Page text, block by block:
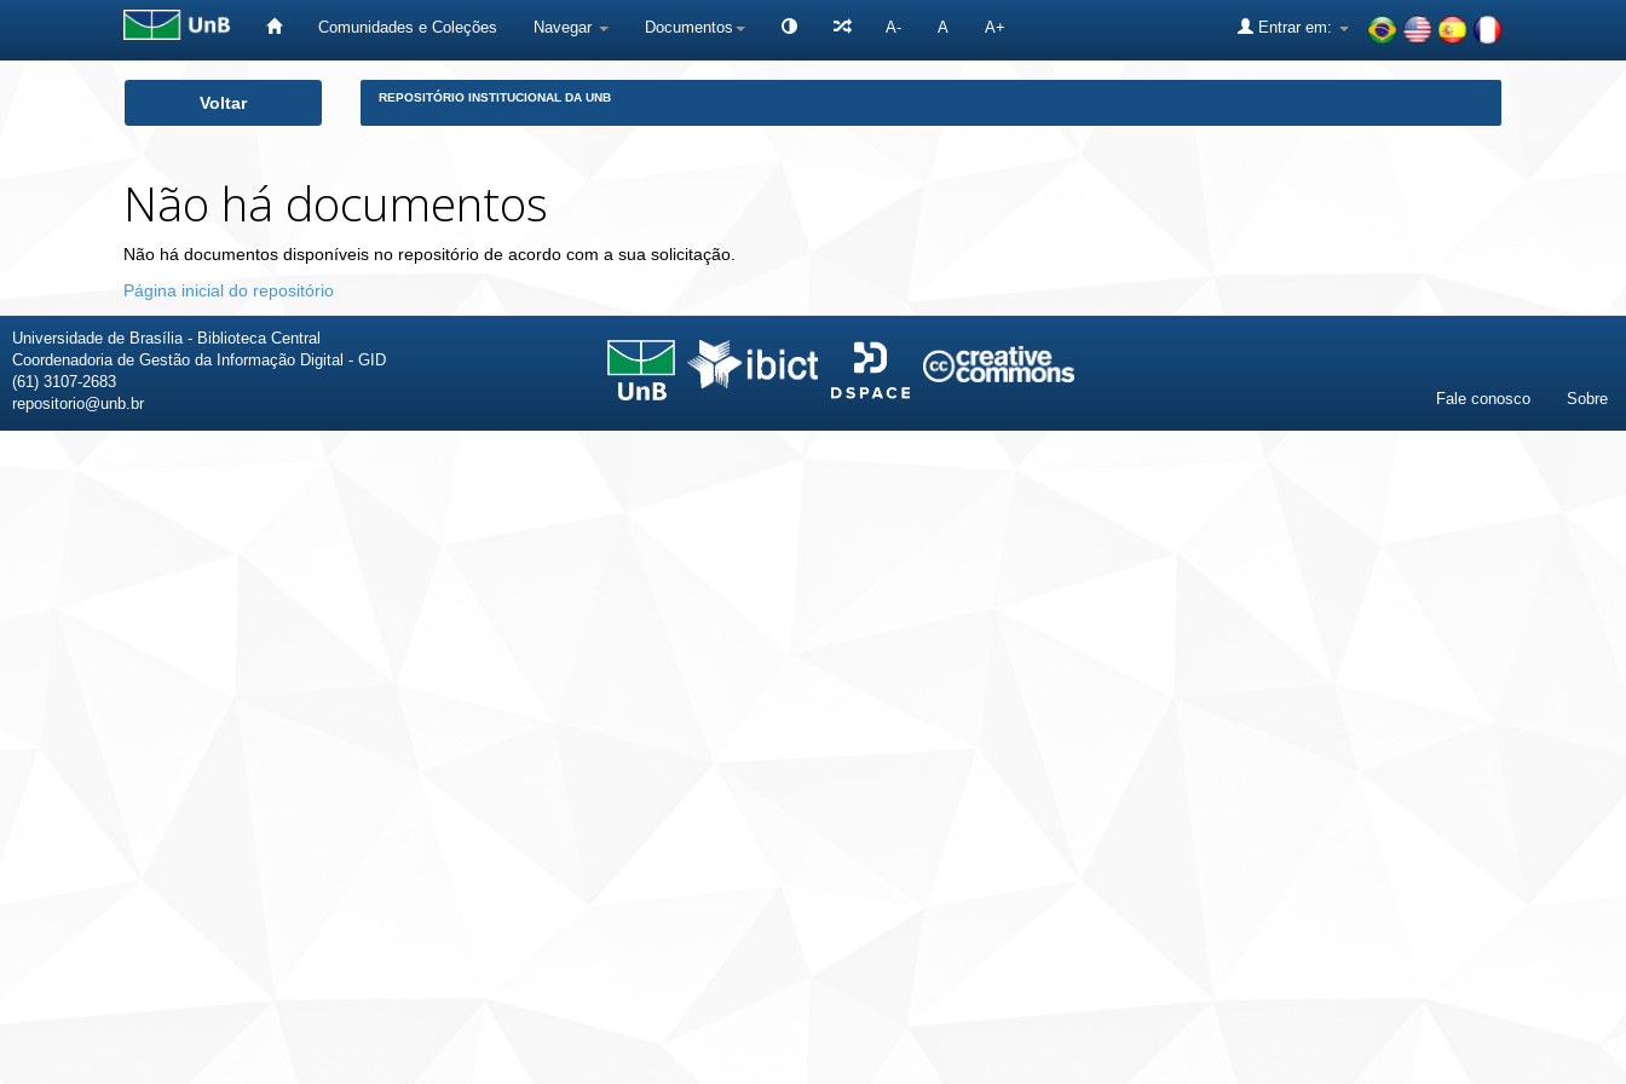
Comunidades e Coleções Navegar Documentos A- A A+ Entrar em:
Voltar REPOSITÓRIO INSTITUCIONAL DA UNB
Não há documentos
Não há documentos disponíveis no repositório de acordo com a sua solicitação.
Página inicial do repositório
Universidade de Brasília - Biblioteca Central
Coordenadoria de Gestão da Informação Digital - GID
(61) 3107-2683
repositorio@unb.br
Fale conosco Sobre